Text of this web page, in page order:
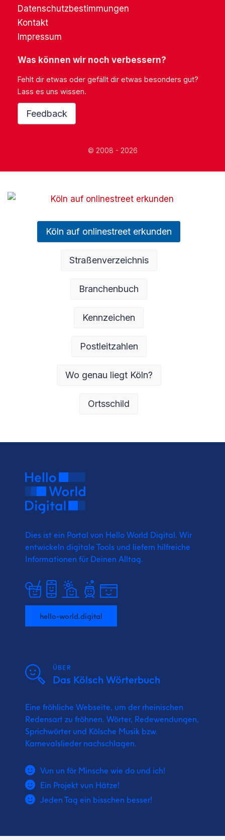
Datenschutzbestimmungen
Kontakt
Impressum
Was können wir noch verbessern?
Fehlt dir etwas oder gefällt dir etwas besonders gut?
Lass es uns wissen.
Feedback
© 2008 - 2026
Köln auf onlinestreet erkunden
Straßenverzeichnis
Branchenbuch
Kennzeichen
Postleitzahlen
Wo genau liegt Köln?
Ortsschild
Dies ist ein Portal von Hello World Digital. Wir
entwickeln digitale Tools und liefern hilfreiche
Informationen für Deinen Alltag.
hello-world.digital
ÜBER
Das Kölsch Wörterbuch
Eine fröhliche Webseite, um der rheinischen
Redensart zu fröhnen. Wörter, Redewendungen,
Sprichwörter und Kölsche Musik bzw.
Karnevalslieder nachschlagen.
Vun un för Minsche wie do und ich!
Ein Projekt vun Hätze!
Jeden Tag ein bisschen besser!